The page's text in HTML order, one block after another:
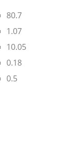
80.7
1.07
10.05
0.18
0.5